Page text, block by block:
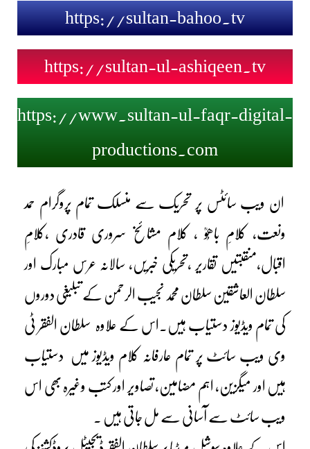
https://sultan-bahoo.tv
https://sultan-ul-ashiqeen.tv
https://www.sultan-ul-faqr-digital-
productions.com
ان ویب سائٹس پر تحریک سے منسلک تمام پروگرام حمد
ونعت، کلامِ باھُوؒ ، کلام مشائخ سروری قادری ،کلامِ
اقبال،منقبتیں تقاریر ،تحریکی خبریں، سالانہ عرس مبارک اور
سلطان العاشقین سلطان محمد نجیب الرحمن کے تبلیغی دوروں
کی تمام ویڈیوز دستیاب ہیں۔اس کے علاوہ سلطان الفقر ٹی
وی ویب سائٹ پر تمام عارفانہ کلام ویڈیوز میں دستیاب
ہیں اور میگزین، اہم مضامین، تصاویر اور کتب وغیرہ بھی اس
ویب سائٹ سے آسانی سے مل جاتی ہیں ۔